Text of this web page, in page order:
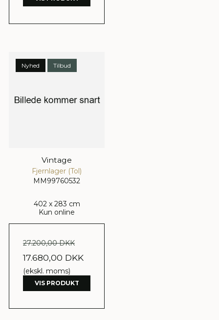
Nyhed Tilbud
Vintage
Fjernlager (Tol)
MM99760532
402 x 283 cm
Kun online
27.200,00 DKK
17.680,00 DKK
(ekskl. moms)
VIS PRODUKT